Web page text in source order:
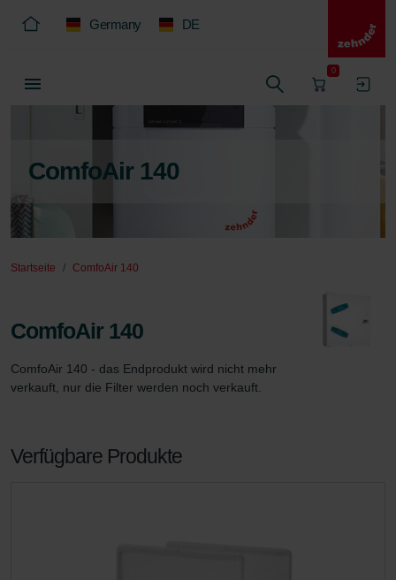
Germany DE
0
ComfoAir 140
Startseite ComfoAir 140
ComfoAir 140
ComfoAir 140 - das Endprodukt wird nicht mehr
verkauft, nur die Filter werden noch verkauft.
Verfügbare Produkte